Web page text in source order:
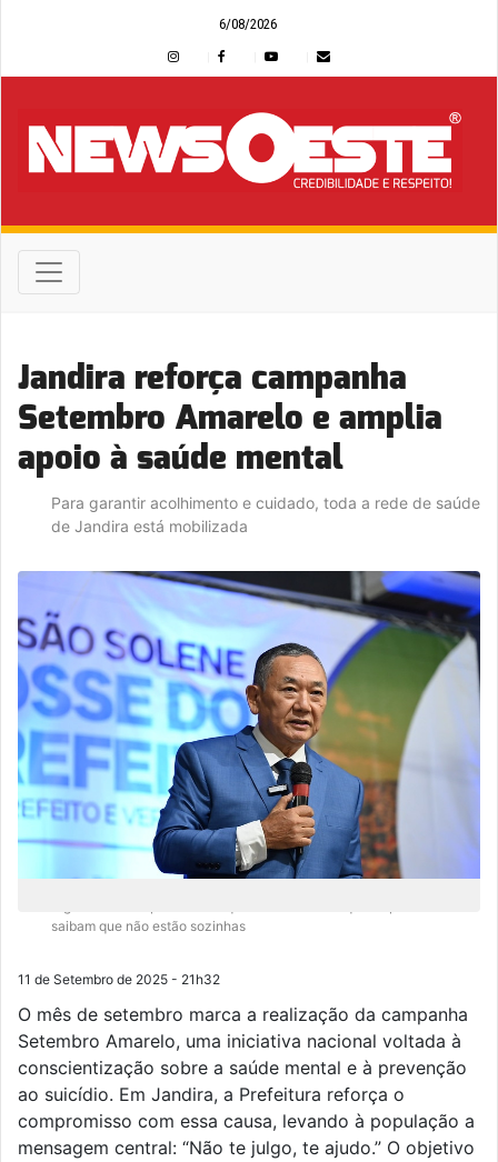
6/08/2026
Jandira reforça campanha
Setembro Amarelo e amplia
apoio à saúde mental
Para garantir acolhimento e cuidado, toda a rede de saúde
de Jandira está mobilizada
saibam que não estão sozinhas
11 de Setembro de 2025 - 21h32
O mês de setembro marca a realização da campanha
Setembro Amarelo, uma iniciativa nacional voltada à
conscientização sobre a saúde mental e à prevenção
ao suicídio. Em Jandira, a Prefeitura reforça o
compromisso com essa causa, levando à população a
mensagem central: “Não te julgo, te ajudo.” O objetivo